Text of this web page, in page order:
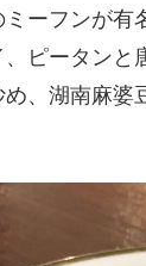
ーフンが有
ピータンと
め、湖南麻